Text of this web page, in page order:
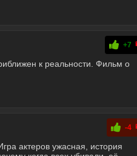
+7
к реальности. Фильм о
-4
актеров ужасная, история